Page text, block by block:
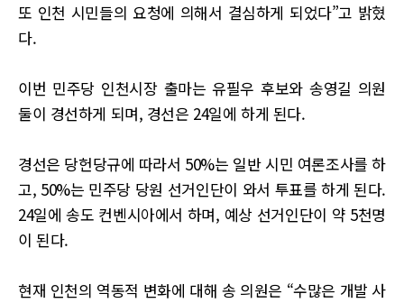
또 인천 시민들의 요청에 의해서 결심하게 되었다”고 밝혔
다.
이번 민주당 인천시장 출마는 유필우 후보와 송영길 의원
둘이 경선하게 되며, 경선은 24일에 하게 된다.
경선은 당헌당규에 따라서 50%는 일반 시민 여론조사를 하
고, 50%는 민주당 당원 선거인단이 와서 투표를 하게 된다.
24일에 송도 컨벤시아에서 하며, 예상 선거인단이 약 5천명
이 된다.
현재 인천의 역동적 변화에 대해 송 의원은 “수많은 개발 사